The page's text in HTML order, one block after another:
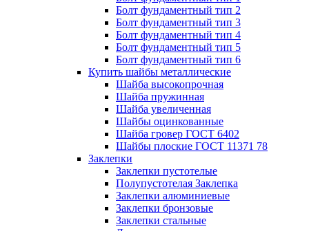
Болт фундаментный тип 2
Болт фундаментный тип 3
Болт фундаментный тип 4
Болт фундаментный тип 5
Болт фундаментный тип 6
Купить шайбы металлические
Шайба высокопрочная
Шайба пружинная
Шайба увеличенная
Шайбы оцинкованные
Шайба гровер ГОСТ 6402
Шайбы плоские ГОСТ 11371 78
Заклепки
Заклепки пустотелые
Полупустотелая Заклепка
Заклепки алюминиевые
Заклепки бронзовые
Заклепки стальные